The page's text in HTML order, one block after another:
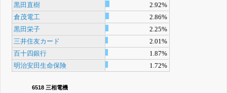
黒田直樹
2.92%
倉茂電工
2.86%
黒田栄子
2.25%
三井住友カード
2.01%
百十四銀行
1.87%
明治安田生命保険
1.72%
6518 三相電機